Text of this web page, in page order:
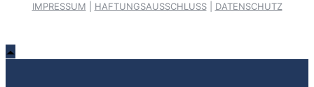
IMPRESSUM HAFTUNGSAUSSCHLUSS| DATENSCHUTZ